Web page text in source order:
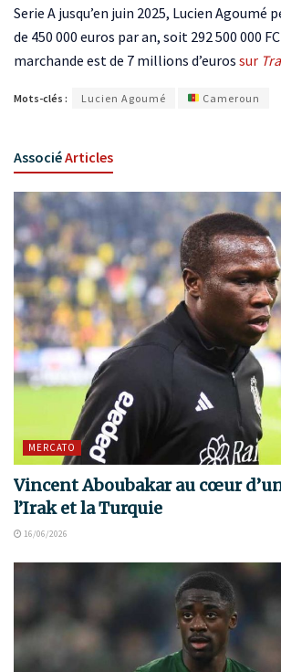
Serie A jusqu’en juin 2025, Lucien Agoumé
de 450 000 euros par an, soit 292 500 000
marchande est de 7 millions d’euros sur
Mots-clés : Lucien Agoumé Cameroun
AssociéArticles
MERCATO
Vincent Aboubakar au cœur
l’Irak et la Turquie
16/06/2026